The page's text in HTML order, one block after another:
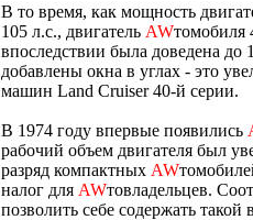
В то время, как мощность
105 л.с., двигатель AWтомобиля
впоследствии была доведена до
добавлены окна в углах - это
машин Land Cruiser 40-й серии.
В 1974 году впервые появились
рабочий объем двигателя был
разряд компактных AW
налог для AWтовладельцев.
позволить себе содержать